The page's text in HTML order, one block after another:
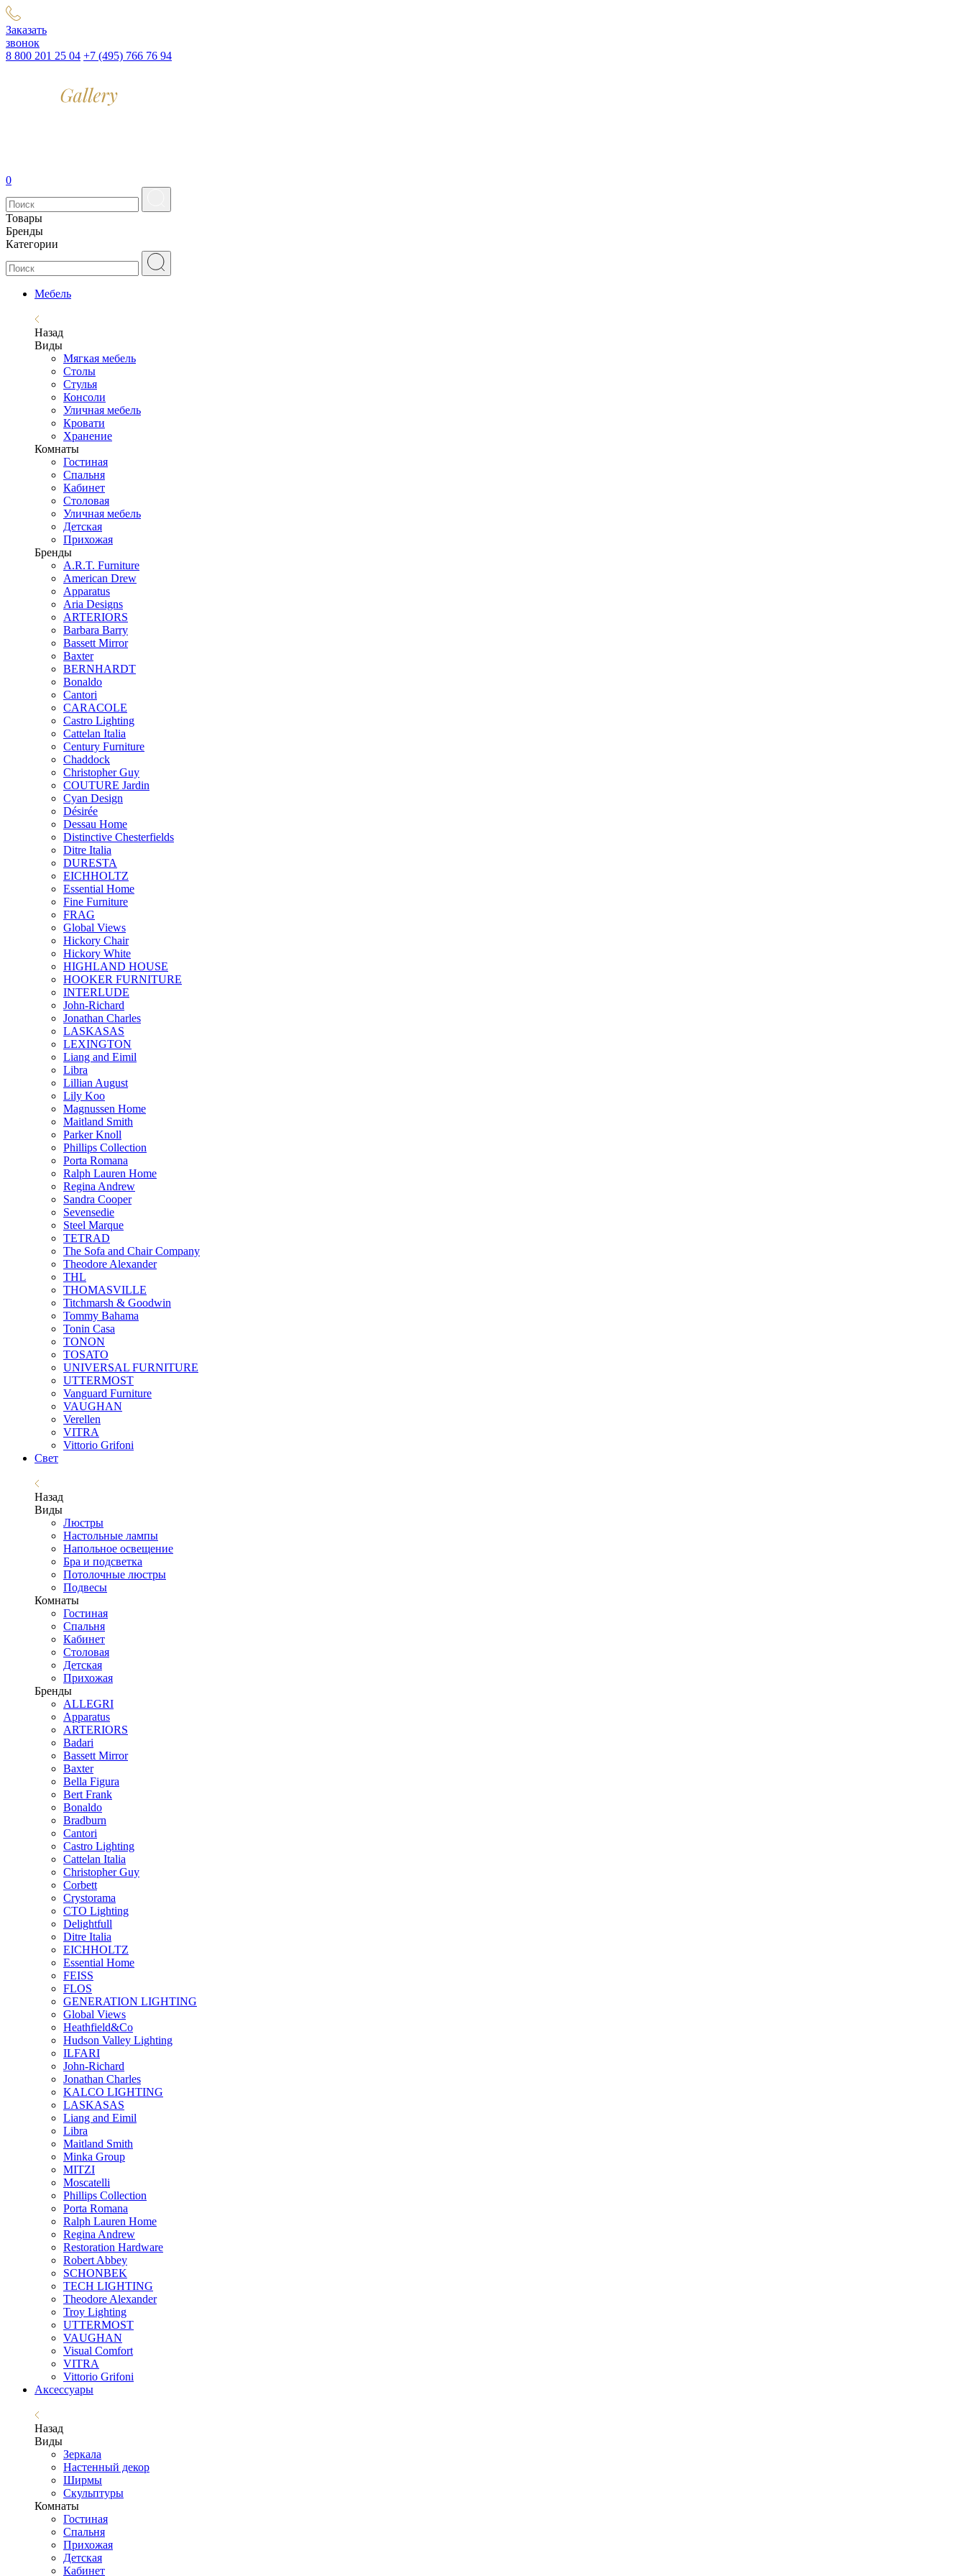
Заказать
звонок
8 800 201 25 04 +7 (495) 766 76 94
0
Товары
Бренды
Категории
Мебель
Назад
Виды
Мягкая мебель
Столы
Стулья
Консоли
Уличная мебель
Кровати
Хранение
Комнаты
Гостиная
Спальня
Кабинет
Столовая
Уличная мебель
Детская
Прихожая
Бренды
A.R.T. Furniture
American Drew
Apparatus
Aria Designs
ARTERIORS
Barbara Barry
Bassett Mirror
Baxter
BERNHARDT
Bonaldo
Cantori
CARACOLE
Castro Lighting
Cattelan Italia
Century Furniture
Chaddock
Christopher Guy
COUTURE Jardin
Cyan Design
Désirée
Dessau Home
Distinctive Chesterfields
Ditre Italia
DURESTA
EICHHOLTZ
Essential Home
Fine Furniture
FRAG
Global Views
Hickory Chair
Hickory White
HIGHLAND HOUSE
HOOKER FURNITURE
INTERLUDE
John-Richard
Jonathan Charles
LASKASAS
LEXINGTON
Liang and Eimil
Libra
Lillian August
Lily Koo
Magnussen Home
Maitland Smith
Parker Knoll
Phillips Collection
Porta Romana
Ralph Lauren Home
Regina Andrew
Sandra Cooper
Sevensedie
Steel Marque
TETRAD
The Sofa and Chair Company
Theodore Alexander
THL
THOMASVILLE
Titchmarsh & Goodwin
Tommy Bahama
Tonin Casa
TONON
TOSATO
UNIVERSAL FURNITURE
UTTERMOST
Vanguard Furniture
VAUGHAN
Verellen
VITRA
Vittorio Grifoni
Свет
Назад
Виды
Люстры
Настольные лампы
Напольное освещение
Бра и подсветка
Потолочные люстры
Подвесы
Комнаты
Гостиная
Спальня
Кабинет
Столовая
Детская
Прихожая
Бренды
ALLEGRI
Apparatus
ARTERIORS
Badari
Bassett Mirror
Baxter
Bella Figura
Bert Frank
Bonaldo
Bradburn
Cantori
Castro Lighting
Cattelan Italia
Christopher Guy
Corbett
Crystorama
CTO Lighting
Delightfull
Ditre Italia
EICHHOLTZ
Essential Home
FEISS
FLOS
GENERATION LIGHTING
Global Views
Heathfield&Co
Hudson Valley Lighting
ILFARI
John-Richard
Jonathan Charles
KALCO LIGHTING
LASKASAS
Liang and Eimil
Libra
Maitland Smith
Minka Group
MITZI
Moscatelli
Phillips Collection
Porta Romana
Ralph Lauren Home
Regina Andrew
Restoration Hardware
Robert Abbey
SCHONBEK
TECH LIGHTING
Theodore Alexander
Troy Lighting
UTTERMOST
VAUGHAN
Visual Comfort
VITRA
Vittorio Grifoni
Аксессуары
Назад
Виды
Зеркала
Настенный декор
Ширмы
Скульптуры
Комнаты
Гостиная
Спальня
Прихожая
Детская
Кабинет